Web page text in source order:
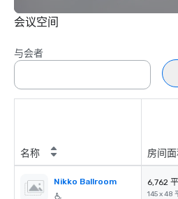
会议空间
与会者
名称 房间
Nikko Ballroom 6,762
145 x 48